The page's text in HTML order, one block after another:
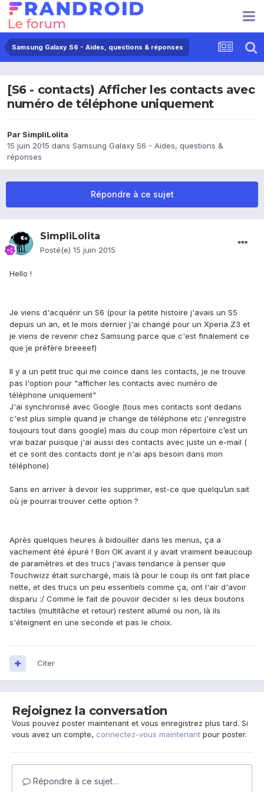
Samsung Galaxy S6 - Aides, questions & réponses
[S6 - contacts) Afficher les contacts avec
numéro de téléphone uniquement
Par SimpliLolita
15 juin 2015 dans Samsung Galaxy S6 - Aides, questions &
réponses
Répondre à ce sujet
SimpliLolita
Posté(e) 15 juin 2015
Hello !
Je viens d'acquérir un S6 (pour la petite histoire j'avais un S5
depuis un an, et le mois dernier j'ai changé pour un Xperia Z3 et
je viens de revenir chez Samsung parce que c'est finalement ce
que je préfère breeeef)
Il y a un petit truc qui me coince dans les contacts, je ne trouve
pas l'option pour "afficher les contacts avec numéro de
téléphone uniquement"
J'ai synchronisé avec Google (tous mes contacts sont dedans
c'est plus simple quand je change de téléphone etc j'enregistre
toujours tout dans google) mais du coup mon répertoire c’est un
vrai bazar puisque j'ai aussi des contacts avec juste un e-mail (
et ce sont des contacts dont je n'ai aps besoin dans mon
téléphone)
Sans en arriver à devoir les supprimer, est-ce que quelqu’un sait
où je pourrai trouver cette option ?
Après quelques heures à bidouiller dans les menus, ça a
vachement été épuré ! Bon OK avant il y avait vraiment beaucoup
de paramètres et des trucs j'avais tendance à penser que
Touchwizz était surchargé, mais là pour le coup ils ont fait place
nette, et des trucs un peu essentiels comme ça, ont l'air d'avoir
disparu :/ Comme le fait de pouvoir decider si les deux boutons
tactiles (multitâche et retour) restent allumé ou non, là ils
s'éteignent en une seconde et pas le choix.
Citer
Rejoignez la conversation
Vous pouvez poster maintenant et vous enregistrez plus tard. Si
vous avez un compte, connectez-vous maintenant pour poster.
Répondre à ce sujet…